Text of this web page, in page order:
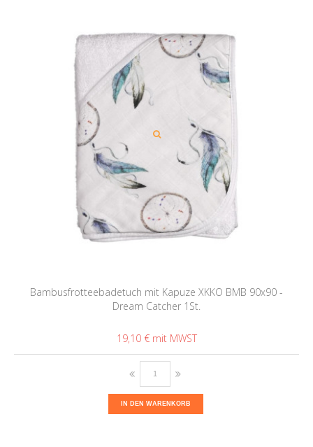
Bambusfrotteebadetuch mit Kapuze XKKO BMB 90x90 -
Dream Catcher 1St.
19,10 €
IN DEN WARENKORB